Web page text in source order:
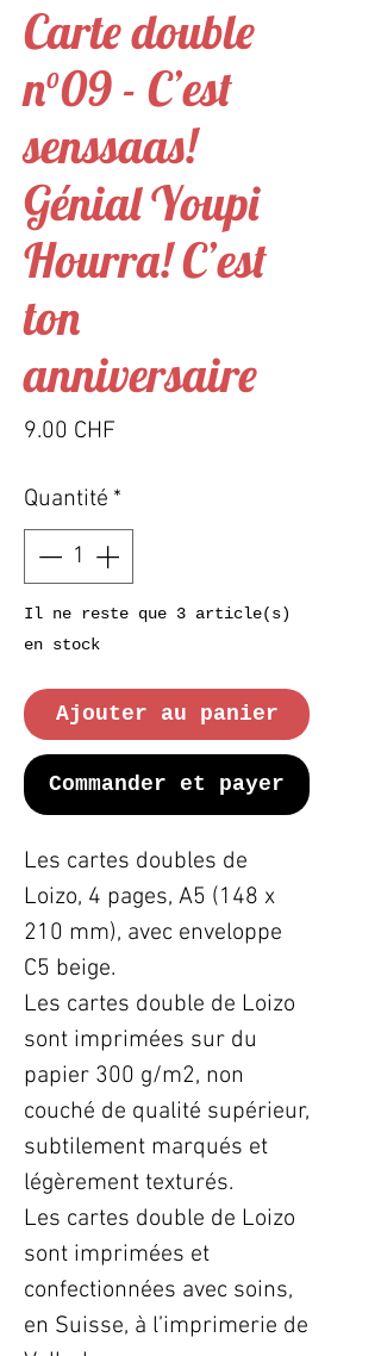
Carte double
n°09 - C’est
senssaas!
Génial Youpi
Hourra! C’est
ton
anniversaire
9.00 CHF
Quantité *
Il ne reste que 3 article(s)
en stock
Ajouter au panier
Commander et payer
Les cartes doubles de
Loizo, 4 pages, A5 (148 x
210 mm), avec enveloppe
C5 beige.
Les cartes double de Loizo
sont imprimées sur du
papier 300 g/m2, non
couché de qualité supérieur,
subtilement marqués et
légèrement texturés.
Les cartes double de Loizo
sont imprimées et
confectionnées avec soins,
en Suisse, à l’imprimerie de